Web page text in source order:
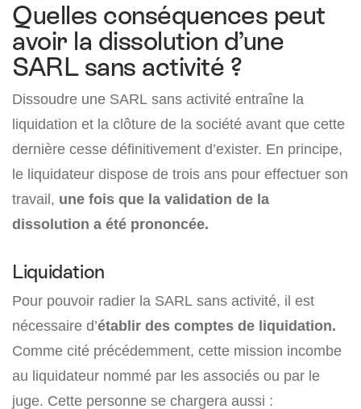
Quelles conséquences peut
avoir la dissolution d’une
SARL sans activité ?
Dissoudre une SARL sans activité entraîne la
liquidation et la clôture de la société avant que cette
dernière cesse définitivement d’exister. En principe,
le liquidateur dispose de trois ans pour effectuer son
travail, une fois que la validation de la
dissolution a été prononcée.
Liquidation
Pour pouvoir radier la SARL sans activité, il est
nécessaire d’établir des comptes de liquidation.
Comme cité précédemment, cette mission incombe
au liquidateur nommé par les associés ou par le
juge. Cette personne se chargera aussi :